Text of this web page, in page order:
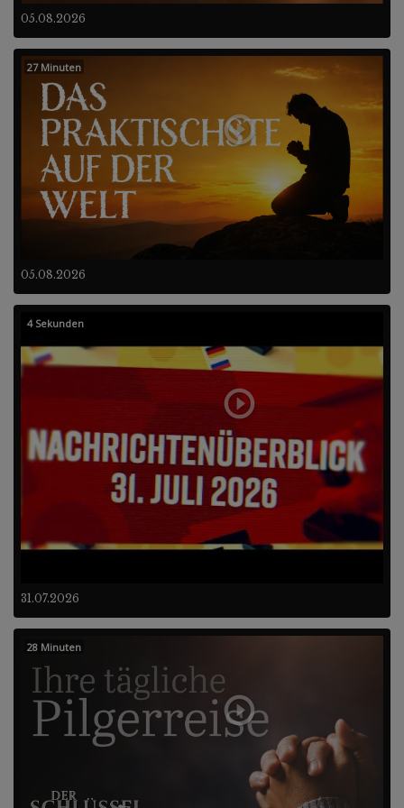
05.08.2026
05.08.2026
27 Minuten
31.07.2026
4 Sekunden
28 Minuten